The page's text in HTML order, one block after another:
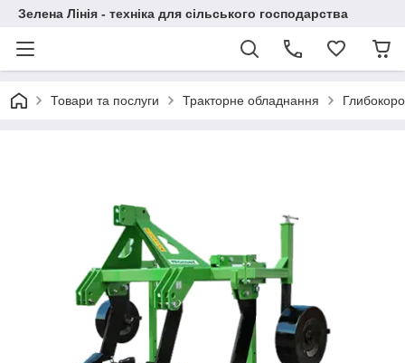
Зелена Лінія - техніка для сільського господарства
Товари та послуги Тракторне обладнання